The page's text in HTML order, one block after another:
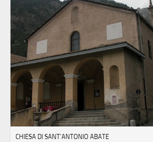
CHIESA DI SANT’ANTONIO ABATE